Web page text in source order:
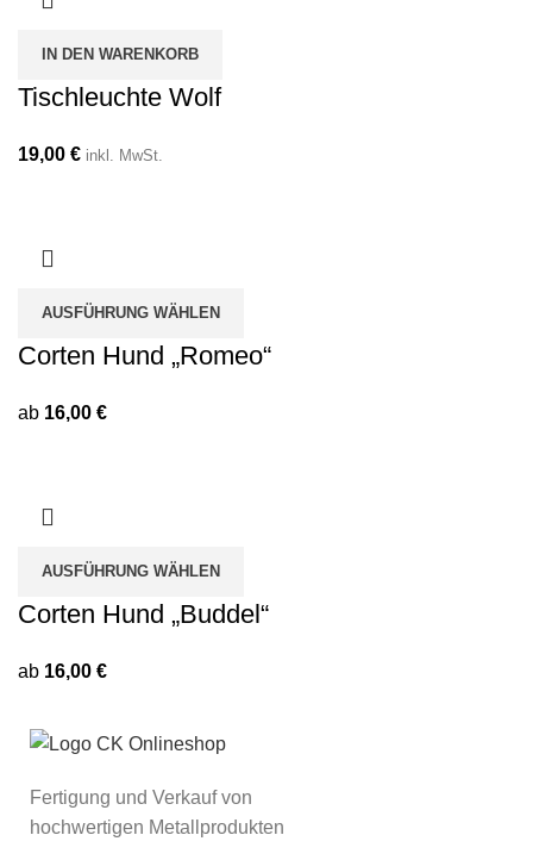
IN DEN WARENKORB
Tischleuchte Wolf
19,00 € inkl. MwSt.
AUSFÜHRUNG WÄHLEN
Corten Hund „Romeo“
ab 16,00 €
AUSFÜHRUNG WÄHLEN
Corten Hund „Buddel“
ab 16,00 €
Fertigung und Verkauf von
hochwertigen Metallprodukten